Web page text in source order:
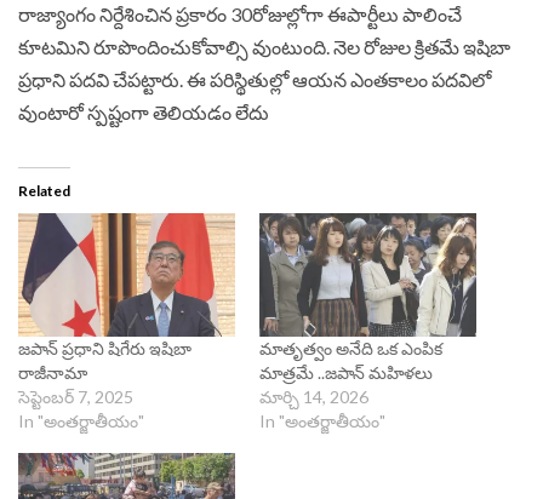
రాజ్యాంగం నిర్దేశించిన ప్రకారం 30రోజుల్లోగా ఈపార్టీలు పాలించే
కూటమిని రూపొందించుకోవాల్సి వుంటుంది. నెల రోజుల క్రితమే ఇషిబా
ప్రధాని పదవి చేపట్టారు. ఈ పరిస్థితుల్లో ఆయన ఎంతకాలం పదవిలో
వుంటారో స్పష్టంగా తెలియడం లేదు
Related
జపాన్‌ ప్రధాని షిగేరు ఇషిబా
రాజీనామా
సెప్టెంబర్ 7, 2025
In "అంతర్జాతీయం"
మాతృత్వం అనేది ఒక ఎంపిక
మాత్రమే ..జపాన్ మహిళలు
మార్చి 14, 2026
In "అంతర్జాతీయం"